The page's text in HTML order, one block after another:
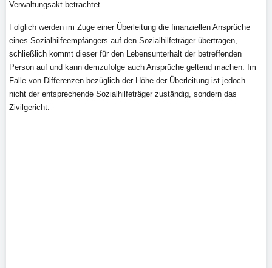
Verwaltungsakt betrachtet.
Folglich werden im Zuge einer Überleitung die finanziellen Ansprüche
eines Sozialhilfeempfängers auf den Sozialhilfeträger übertragen,
schließlich kommt dieser für den Lebensunterhalt der betreffenden
Person auf und kann demzufolge auch Ansprüche geltend machen. Im
Falle von Differenzen bezüglich der Höhe der Überleitung ist jedoch
nicht der entsprechende Sozialhilfeträger zuständig, sondern das
Zivilgericht.